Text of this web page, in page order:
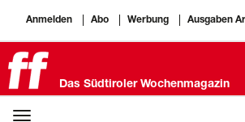
Anmelden Abo Werbung Ausgaben
Das Südtiroler Wochenmagazin